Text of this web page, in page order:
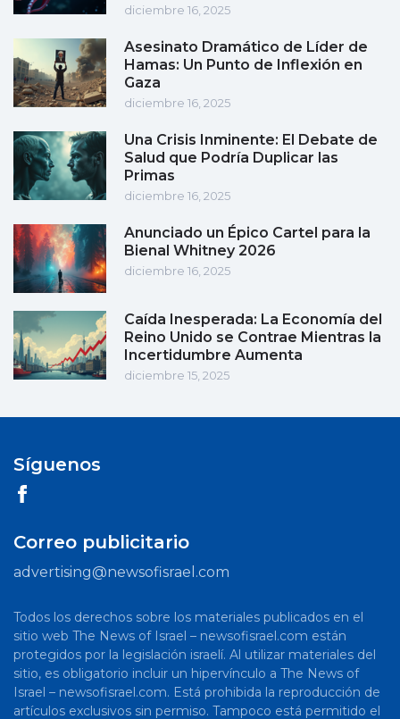
diciembre 16, 2025
Asesinato Dramático de Líder de
Hamas: Un Punto de Inflexión en
Gaza
diciembre 16, 2025
Una Crisis Inminente: El Debate de
Salud que Podría Duplicar las
Primas
diciembre 16, 2025
Anunciado un Épico Cartel para la
Bienal Whitney 2026
diciembre 16, 2025
Caída Inesperada: La Economía del
Reino Unido se Contrae Mientras la
Incertidumbre Aumenta
diciembre 15, 2025
Síguenos
Correo publicitario
advertising@newsofisrael.com
Todos los derechos sobre los materiales publicados en el
sitio web The News of Israel – newsofisrael.com están
protegidos por la legislación israelí. Al utilizar materiales del
sitio, es obligatorio incluir un hipervínculo a The News of
Israel – newsofisrael.com. Está prohibida la reproducción de
artículos exclusivos sin permiso. Tampoco está permitido el